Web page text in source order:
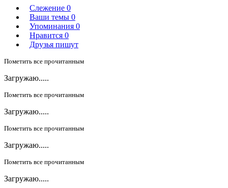
Слежение 0
Ваши темы 0
Упоминания 0
Нравится 0
Друзья пишут
Пометить все прочитанным
Загружаю.....
Пометить все прочитанным
Загружаю.....
Пометить все прочитанным
Загружаю.....
Пометить все прочитанным
Загружаю.....